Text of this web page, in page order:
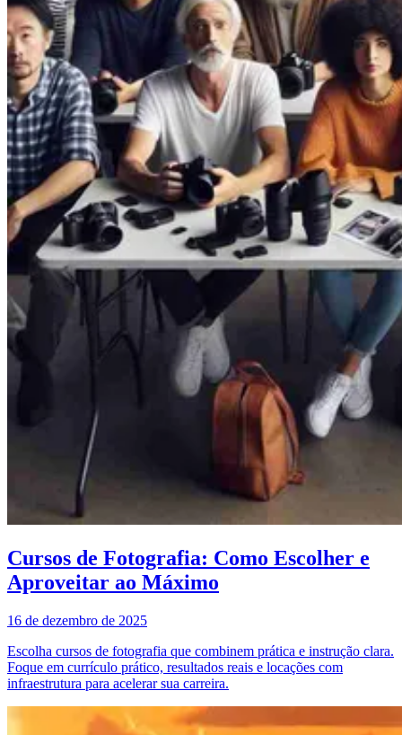
Cursos de Fotografia: Como Escolher e
Aproveitar ao Máximo
16 de dezembro de 2025
Escolha cursos de fotografia que combinem prática e instrução clara.
Foque em currículo prático, resultados reais e locações com
infraestrutura para acelerar sua carreira.